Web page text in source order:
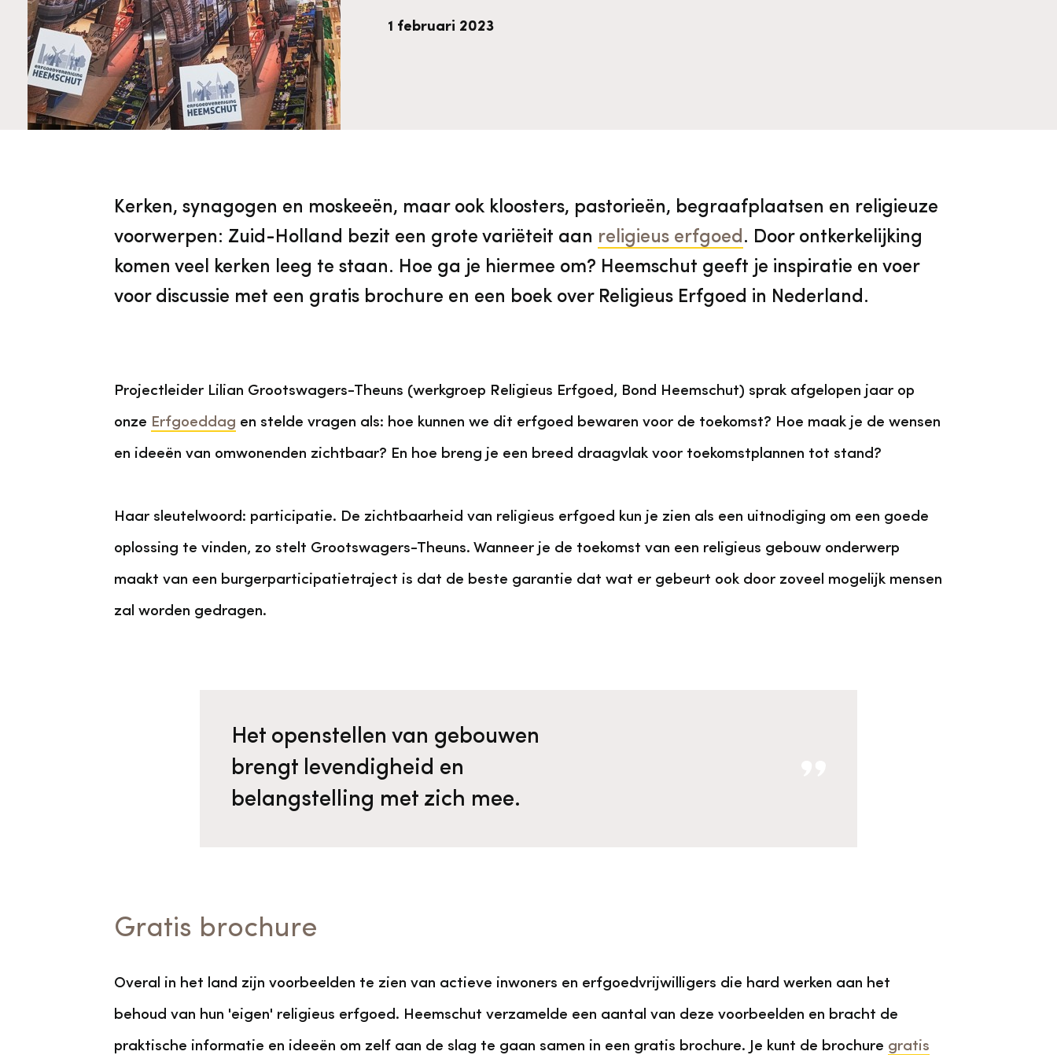
Downloads en nieuwsbrieven
Nieuwsbrieven Veelgestelde vragen
Digitale toegankelijkheid
Cultureel Erfgoed
vrijwilligers
Diensten Aanvraagformulier
Organisatie Onze medewerkers
1 februari 2023
Kerken, synagogen en moskeeën, maar ook kloosters, pastorieën, begraafplaatsen en religieuze
voorwerpen: Zuid-Holland bezit een grote variëteit aan religieus erfgoed. Door ontkerkelijking
komen veel kerken leeg te staan. Hoe ga je hiermee om? Heemschut geeft je inspiratie en voer
voor discussie met een gratis brochure en een boek over Religieus Erfgoed in Nederland.
Projectleider Lilian Grootswagers-Theuns (werkgroep Religieus Erfgoed, Bond Heemschut) sprak afgelopen jaar op
onze Erfgoeddag en stelde vragen als: hoe kunnen we dit erfgoed bewaren voor de toekomst? Hoe maak je de wensen
en ideeën van omwonenden zichtbaar? En hoe breng je een breed draagvlak voor toekomstplannen tot stand?
Haar sleutelwoord: participatie. De zichtbaarheid van religieus erfgoed kun je zien als een uitnodiging om een goede
oplossing te vinden, zo stelt Grootswagers-Theuns. Wanneer je de toekomst van een religieus gebouw onderwerp
maakt van een burgerparticipatietraject is dat de beste garantie dat wat er gebeurt ook door zoveel mogelijk mensen
zal worden gedragen.
Het openstellen van gebouwen
brengt levendigheid en
belangstelling met zich mee.
Gratis brochure
Overal in het land zijn voorbeelden te zien van actieve inwoners en erfgoedvrijwilligers die hard werken aan het
behoud van hun 'eigen' religieus erfgoed. Heemschut verzamelde een aantal van deze voorbeelden en bracht de
praktische informatie en ideeën om zelf aan de slag te gaan samen in een gratis brochure. Je kunt de brochure gratis